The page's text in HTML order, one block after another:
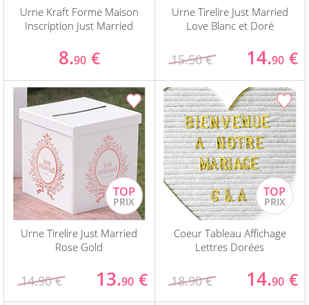
Urne Kraft Forme Maison
Inscription Just Married
8.90 €
Urne Tirelire Just Married
Love Blanc et Doré
15.50 € 14.90 €
Urne Tirelire Just Married
Rose Gold
14.90 € 13.90 €
Coeur Tableau Affichage
Lettres Dorées
18.90 € 14.90 €